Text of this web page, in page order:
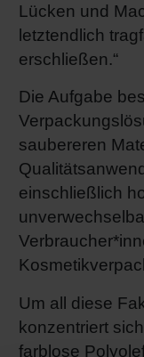
Lücken und
letztendlich
erschließen.“
Die Aufgabe
saubereren
einschließlich
Um all diese
konzentriert
farblose